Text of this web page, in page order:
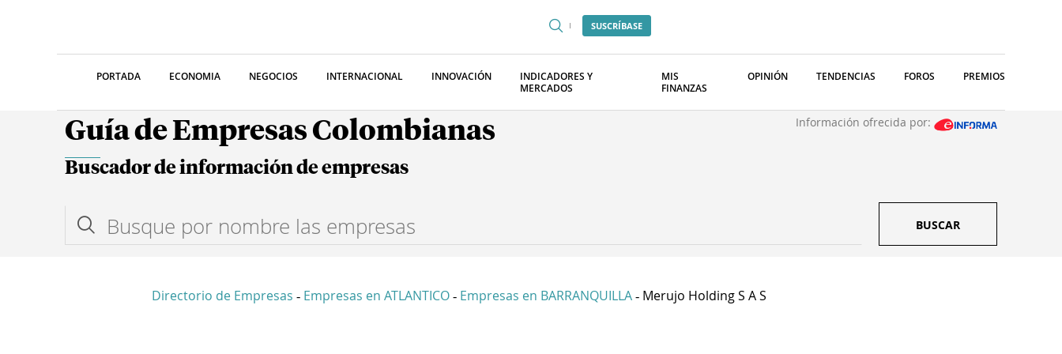
SUSCRÍBASE
PORTADA ECONOMIA NEGOCIOS INTERNACIONAL INNOVACIÓN
INDICADORES Y
MERCADOS
MIS
FINANZAS
OPINIÓN TENDENCIAS FOROS PREMIOS
Guía de Empresas Colombianas Información ofrecida por:
Buscador de información de empresas
BUSCAR
Directorio de Empresas - Empresas en ATLANTICO - Empresas en BARRANQUILLA - Merujo Holding S A S